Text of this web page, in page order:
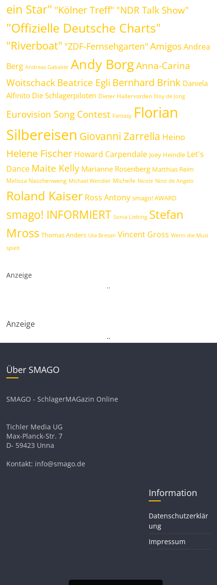
ein Star" "Kölner Treff" "NDR Talk Show"
"Offizielle Deutsche Charts"
"Riverboat" "ZDF-Fernsehgarten" Amigos Andrea
Berg Andreas Gabalier Andy Borg Anna-Carina
WoitschackBeatrice Egli Bernhard Brink Daniela
Alfinito Die Schlagerpiloten Dieter Hallervorden Eloy de Jong
Eurovision Song Contest Fantasy Florian
Silbereisen Giovanni Zarrella Heino
Helene Fischer Howard Carpendale Joey Heindle Let's
Dance Maite Kelly Marianne Rosenberg Matthias Reim
Melissa Naschenweng Michael Wendler Michelle Nicole Nino de Angelo
Roland Kaiser Ross Antony smago! AWARD
smago! INFORMIERT Sonia Liebing Stefan
Mross Thomas Anders Uta Bresan Vincent Gross Wenn die Musi
spielt
Anzeige
..
Anzeige
..
Über SMAGO
SMAGO - SchlagerMAGazin Online
Tichler Media UG
Max-Planck-Str. 7
D- 59423 Unna
Kontakt: info@smago.de
Information
Datenschutzerklär
ung
Impressum